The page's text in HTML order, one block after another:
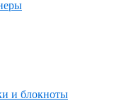
и блокноты